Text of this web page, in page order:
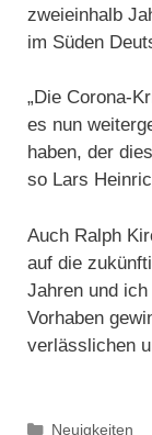
zweieinhalb
im Süden
„Die Corona-
es nun
haben, der
so Lars
Auch Ralph
auf die
Jahren und
Vorhaben
verlässlichen
Kategorien
Neuigkeiten